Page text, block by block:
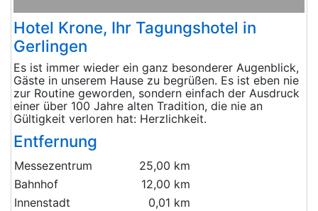
Hotel Krone, Ihr Tagungshotel in
Gerlingen
Es ist immer wieder ein ganz besonderer Augenblick,
Gäste in unserem Hause zu begrüßen. Es ist eben nie
zur Routine geworden, sondern einfach der Ausdruck
einer über 100 Jahre alten Tradition, die nie an
Gültigkeit verloren hat: Herzlichkeit.
Entfernung
Messezentrum
25,00 km
Bahnhof
12,00 km
Innenstadt
0,01 km